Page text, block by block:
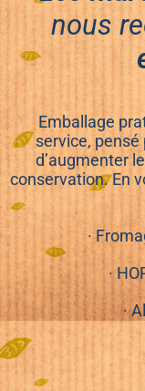
nous
Emballage
service,
d’augmenter
conservation. En
·
·
·